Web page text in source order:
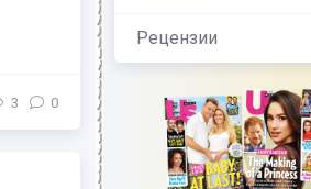
3 0
Рецензии